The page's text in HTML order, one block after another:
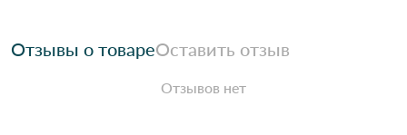
Отзывы о товареОставить отзыв
Отзывов нет